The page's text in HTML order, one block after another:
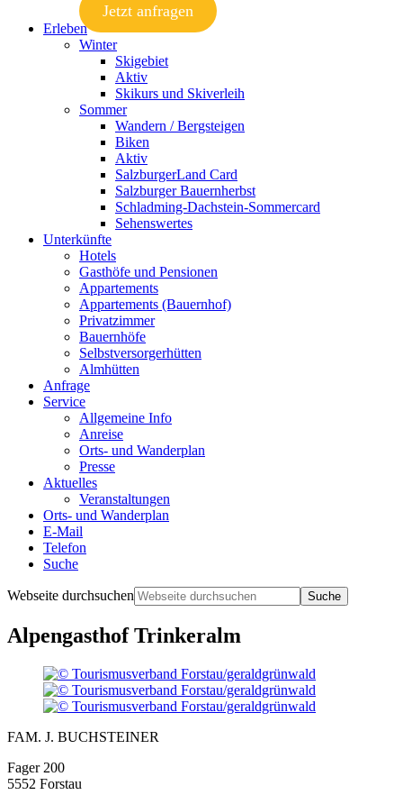
Jetzt anfragen
Erleben
Winter
Skigebiet
Aktiv
Skikurs und Skiverleih
Sommer
Wandern / Bergsteigen
Biken
Aktiv
SalzburgerLand Card
Salzburger Bauernherbst
Schladming-Dachstein-Sommercard
Sehenswertes
Unterkünfte
Hotels
Gasthöfe und Pensionen
Appartements
Appartements (Bauernhof)
Privatzimmer
Bauernhöfe
Selbstversorgerhütten
Almhütten
Anfrage
Service
Allgemeine Info
Anreise
Orts- und Wanderplan
Presse
Aktuelles
Veranstaltungen
Orts- und Wanderplan
E-Mail
Telefon
Suche
Webseite durchsuchen
Alpengasthof Trinkeralm
FAM. J. BUCHSTEINER
Fager 200
5552 Forstau